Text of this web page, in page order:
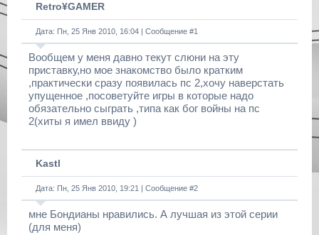
Retro¥GAMER
Дата: Пн, 25 Янв 2010, 16:04 | Сообщение #1
Вообщем у меня давно текут слюни на эту
приставку,но мое знакомство было кратким
,практически сразу появилась пс 2,хочу наверстать
упущенное ,посоветуйте игры в которые надо
обязательно сыграть ,типа как бог войны на пс
2(хиты я имел ввиду )
Kastl
Дата: Пн, 25 Янв 2010, 19:21 | Сообщение #2
мне Бондианы нравились. А лучшая из этой серии
(для меня)